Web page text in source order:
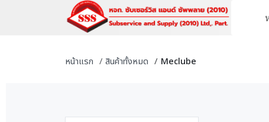
หน้าแรก สินค้าทั้งหมด Meclube